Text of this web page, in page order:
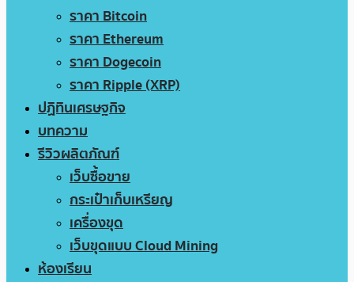
ราคา Bitcoin
ราคา Ethereum
ราคา Dogecoin
ราคา Ripple (XRP)
ปฏิทินเศรษฐกิจ
บทความ
รีวิวผลิตภัณฑ์
เว็บซื้อขาย
กระเป๋าเก็บเหรียญ
เครื่องขุด
เว็บขุดแบบ Cloud Mining
ห้องเรียน